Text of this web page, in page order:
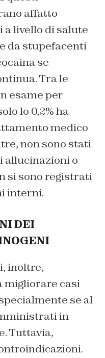
affatto
livello di salute
da stupefacenti
se
Tra le
esame per
lo 0,2% ha
medico
non sono stati
allucinazioni o
si sono registrati
interni.
DEI
inoltre,
migliorare casi
se al
in
Tuttavia,